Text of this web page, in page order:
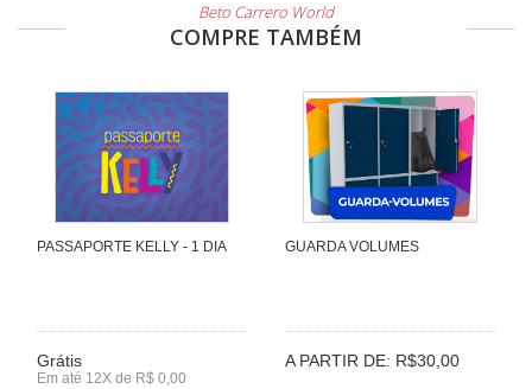
Beto Carrero World
COMPRE TAMBÉM
PASSAPORTE KELLY - 1 DIA
Grátis
Em até 12X de R$ 0,00
GUARDA VOLUMES
A PARTIR DE: R$30,00